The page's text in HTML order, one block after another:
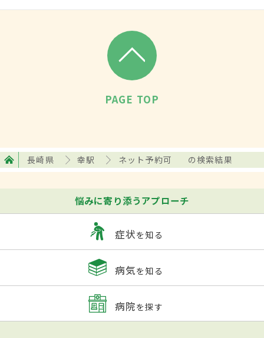
PAGE TOP
長崎県 幸駅 ネット予約可 の検索結果
悩みに寄り添うアプローチ
症状を知る
病気を知る
病院を探す